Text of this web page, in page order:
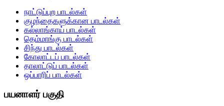
நாட்டுப்புற பாடல்கள்
குழந்தைகளுக்கான பாடல்கள்
கல்லாங்காய் பாடல்கள்
தெம்மாங்கு பாடல்கள்
சிந்து பாடல்கள்
கோலாட்டப் பாடல்கள்
தாலாட்டுப் பாடல்கள்
ஒப்பாரிப் பாடல்கள்
பயனாளர் பகுதி